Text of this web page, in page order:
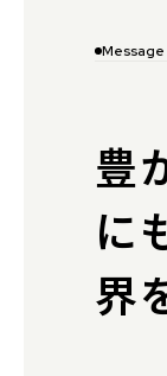
Message
豊
に
界